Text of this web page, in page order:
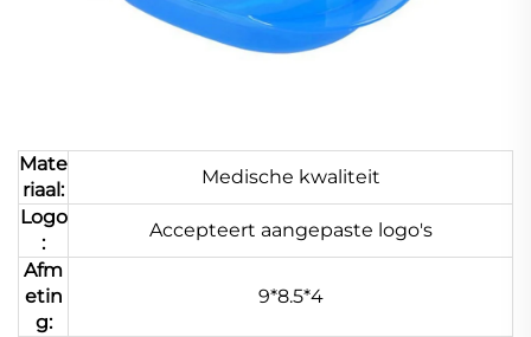
Mate
riaal:
Medische kwaliteit
Logo
:
Accepteert aangepaste logo's
Afm
etin
g:
9*8.5*4